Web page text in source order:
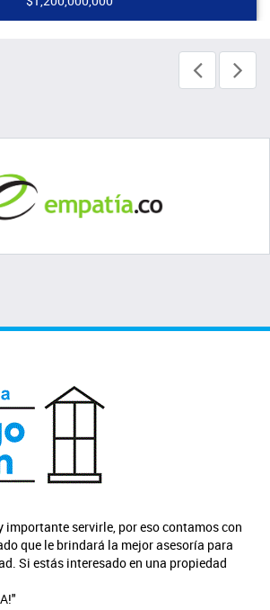
importante servirle, por eso contamos con
que le brindará la mejor asesoría para
Si estás interesado en una propiedad